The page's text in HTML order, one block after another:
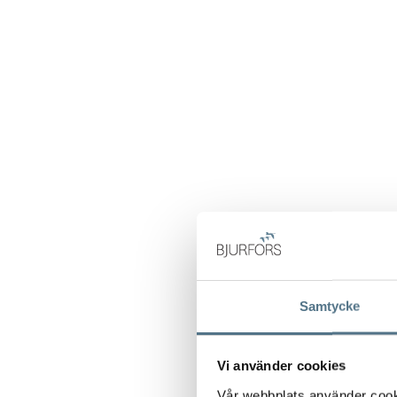
Samtycke
Vi använder cookies